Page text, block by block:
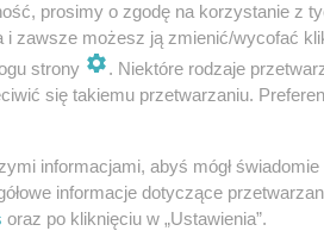
można spędzać ciekawie
pomocy w różnych
jak realizować cele
się do rozwoju swojego
telefony ośrodków kultury,
prosimy o zgodę na korzystanie z
i zawsze możesz ją zmienić/wycofać
strony
. Niektóre rodzaje
się takiemu przetwarzaniu.
informacjami, abyś mógł
informacje dotyczące
oraz po kliknięciu w „Ustawienia”.